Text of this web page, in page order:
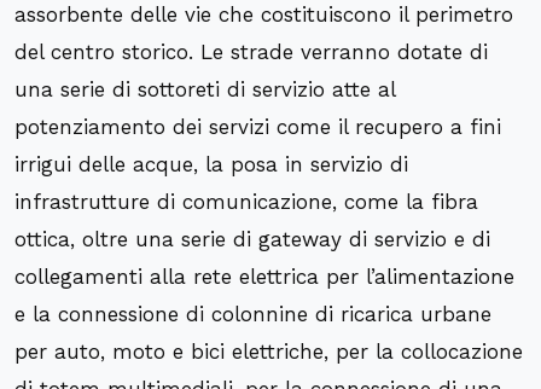
assorbente delle vie che costituiscono il perimetro
del centro storico. Le strade verranno dotate di
una serie di sottoreti di servizio atte al
potenziamento dei servizi come il recupero a fini
irrigui delle acque, la posa in servizio di
infrastrutture di comunicazione, come la fibra
ottica, oltre una serie di gateway di servizio e di
collegamenti alla rete elettrica per l’alimentazione
e la connessione di colonnine di ricarica urbane
per auto, moto e bici elettriche, per la collocazione